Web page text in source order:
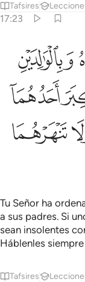
Tafsires
17:23
يبلغن عندك
إِمَّا يَبْلُغَنَّ
ﲍ
ﲔ
ﲜ
Tu Señor ha
a sus padres. Si
sean insolentes
Háblenles
Tafsires